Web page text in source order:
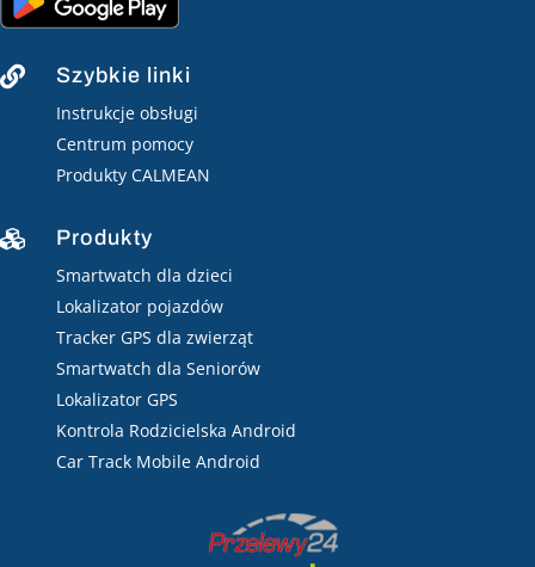
 Szybkie linki
Instrukcje obsługi
Centrum pomocy
Produkty CALMEAN
 Produkty
Smartwatch dla dzieci
Lokalizator pojazdów
Tracker GPS dla zwierząt
Smartwatch dla Seniorów
Lokalizator GPS
Kontrola Rodzicielska Android
Car Track Mobile Android